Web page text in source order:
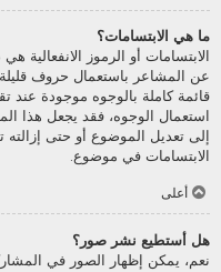
ما هي الابتسامات؟
الابتسامات أو الرموز الانفعالية
عن المشاعر باستعمال حروف
قائمة كاملة بالوجوه موجودة عند
استعمال الوجوه، فقد يجعل هذا
إلى تعديل الموضوع أو حتى إزالته
الابتسامات في موضوع.
أعلى
هل أستطيع نشر صور؟
نعم، يمكن إظهار الصور في